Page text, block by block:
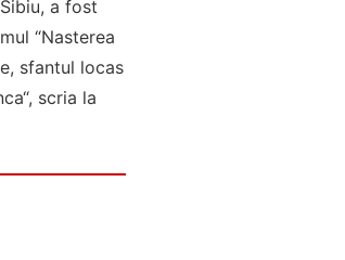
a fost
“Nasterea
sfantul locas
scria la